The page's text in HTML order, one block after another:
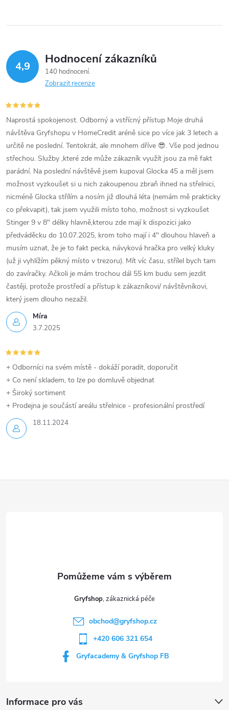
4,9 Hodnocení zákazníků
140 hodnocení
Zobrazit recenze
Míra
3.7.2025
Naprostá spokojenost. Odborný a vstřícný přístup Moje druhá
návštěva Gryfshopu v HomeCredit aréně sice po více jak 3 letech a
určitě ne poslední. Tentokrát, ale mnohem dříve 😎. Vše pod jednou
střechou. Služby ,které zde může zákazník využít jsou za mě fakt
parádní. Na poslední návštěvě jsem kupoval Glocka 45 a měl jsem
možnost vyzkoušet si u nich zakoupenou zbraň ihned na střelnici,
nicméně Glocka střílím a nosím již dlouhá léta (nemám mě prakticky
co překvapit), tak jsem využili místo toho, možnost si vyzkoušet
Stinger 9 v 8" délky hlavně,kterou zde mají k dispozici jako
předváděcku do 10.07.2025, krom toho mají i 4" dlouhou hlaveň a
musím uznat, že je to fakt pecka, návyková hračka pro velký kluky
(už ji vyhlížím pěkný místo v trezoru). Mít víc času, střílel bych tam
do zavíračky. Ačkoli je mám trochou dál 55 km budu sem jezdit
častěji, protože prostředí a přístup k zákazníkovi/ návštěvníkovi,
který jsem dlouho nezažil.
18.11.2024
+ Odborníci na svém místě - dokáží poradit, doporučit
+ Co není skladem, to lze po domluvě objednat
+ Široký sortiment
+ Prodejna je součástí areálu střelnice - profesionální prostředí
Informace pro vás
Gryfshop
obchod@gryfshop.cz
+420 606 321 654
Gryfacademy & Gryfshop FB